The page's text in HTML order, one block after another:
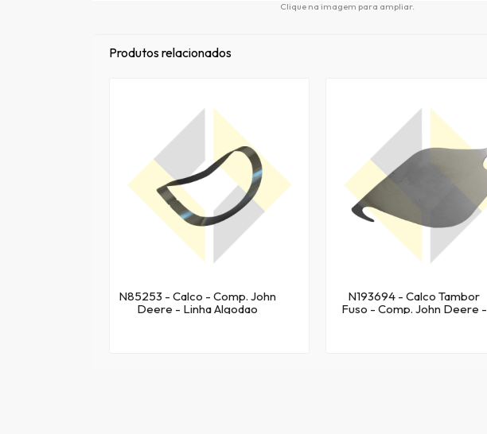
Clique na imagem para ampliar.
Produtos relacionados
N85253 - Calco - Comp. John
Deere - Linha Algodao
N193694 - Calco Tambor
Fuso - Comp. John Deere -